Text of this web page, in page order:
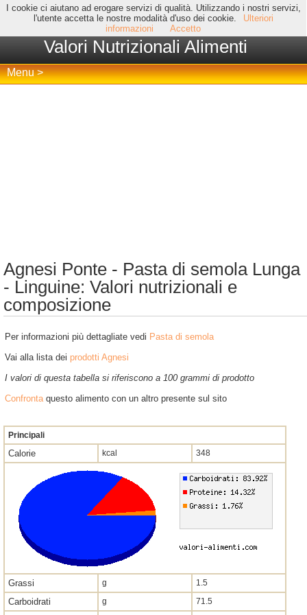
I cookie ci aiutano ad erogare servizi di qualità. Utilizzando i nostri servizi,
l'utente accetta le nostre modalità d'uso dei cookie.
Ulteriori
informazioni
Accetto
Valori Nutrizionali Alimenti
Menu >
Agnesi Ponte - Pasta di semola Lunga
- Linguine: Valori nutrizionali e
composizione
Per informazioni più dettagliate vedi Pasta di semola
Vai alla lista dei prodotti Agnesi
I valori di questa tabella si riferiscono a 100 grammi di prodotto
Confrontaquesto alimento con un altro presente sul sito
Principali
Calorie kcal 348
Grassi g 1.5
Carboidrati g 71.5